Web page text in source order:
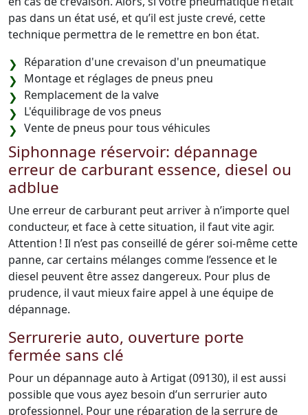
pas dans un état usé, et qu’il est juste crevé, cette
technique permettra de le remettre en bon état.
Réparation d'une crevaison d'un pneumatique
Montage et réglages de pneus pneu
Remplacement de la valve
L'équilibrage de vos pneus
Vente de pneus pour tous véhicules
Siphonnage réservoir: dépannage
erreur de carburant essence, diesel ou
adblue
Une erreur de carburant peut arriver à n’importe quel
conducteur, et face à cette situation, il faut vite agir.
Attention ! Il n’est pas conseillé de gérer soi-même cette
panne, car certains mélanges comme l’essence et le
diesel peuvent être assez dangereux. Pour plus de
prudence, il vaut mieux faire appel à une équipe de
dépannage.
Serrurerie auto, ouverture porte
fermée sans clé
Pour un dépannage auto à Artigat (09130), il est aussi
possible que vous ayez besoin d’un serrurier auto
professionnel. Pour une réparation de la serrure de